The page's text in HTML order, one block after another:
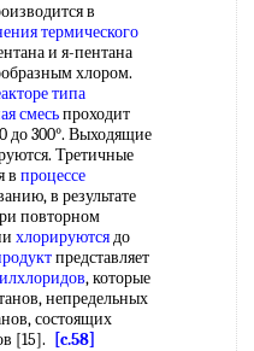
в
термического
и я-пентана
хлором.
типа
смесьпроходит
до 300°. Выходящие
Третичные
в процессе
в результате
повторном
хлорируютсядо
представляет
, которые
непредельных
состоящих
[15].
[c.58]